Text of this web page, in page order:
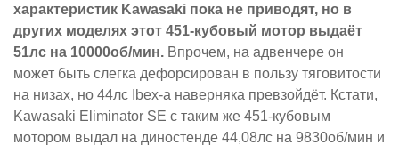
характеристик Kawasaki пока не приводят, но в
других моделях этот 451-кубовый мотор выдаёт
51лс на 10000об/мин. Впрочем, на адвенчере он
может быть слегка дефорсирован в пользу тяговитости
на низах, но 44лс Ibex-а наверняка превзойдёт. Кстати,
Kawasaki Eliminator SE с таким же 451-кубовым
мотором выдал на диностенде 44,08лс на 9830об/мин и